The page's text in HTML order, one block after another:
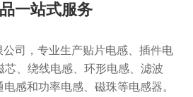
一站式服务
司，专业生产贴片电感、插件电
芯、绕线电感、环形电感、滤波
感和功率电感、磁珠等电感器。